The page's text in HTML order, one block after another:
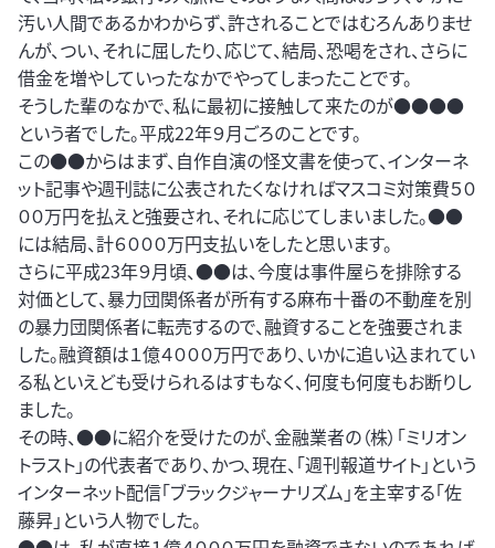
汚い人間であるかわからず、許されることではむろんありませ
んが、つい、それに屈したり、応じて、結局、恐喝をされ、さらに
借金を増やしていったなかでやってしまったことです。
そうした輩のなかで、私に最初に接触して来たのが●●●●
という者でした。平成22年９月ごろのことです。
この●●からはまず、自作自演の怪文書を使って、インターネ
ット記事や週刊誌に公表されたくなければマスコミ対策費５０
００万円を払えと強要され、それに応じてしまいました。●●
には結局、計６０００万円支払いをしたと思います。
さらに平成23年９月頃、●●は、今度は事件屋らを排除する
対価として、暴力団関係者が所有する麻布十番の不動産を別
の暴力団関係者に転売するので、融資することを強要されま
した。融資額は１億４０００万円であり、いかに追い込まれてい
る私といえども受けられるはすもなく、何度も何度もお断りし
ました。
その時、●●に紹介を受けたのが、金融業者の（株）「ミリオン
トラスト」の代表者であり、かつ、現在、「週刊報道サイト」という
インターネット配信「ブラックジャーナリズム」を主宰する「佐
藤昇」という人物でした。